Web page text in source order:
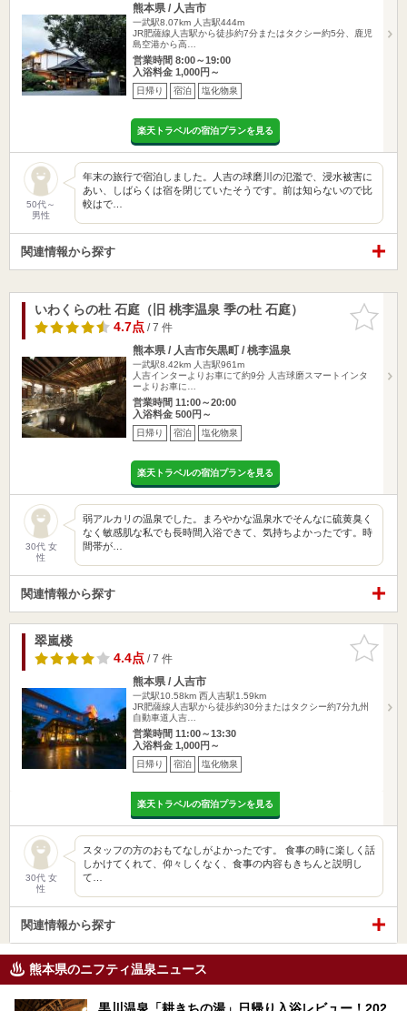
熊本県 / 人吉市
一武駅8.07km 人吉駅444m
JR肥薩線人吉駅から徒歩約7分またはタクシー約5分、鹿児
島空港から高…
営業時間 8:00～19:00
入浴料金 1,000円～
日帰り 宿泊 塩化物泉
楽天トラベルの宿泊プランを見る
50代～
男性
年末の旅行で宿泊しました。人吉の球磨川の氾濫で、浸水被害に
あい、しばらくは宿を閉じていたそうです。前は知らないので比
較はで…
関連情報から探す
お気に入
りに追加
いわくらの杜 石庭（旧 桃李温泉 季の杜 石庭）
4.7点/ 7 件
熊本県 / 人吉市矢黒町 / 桃李温泉
一武駅8.42km 人吉駅961m
人吉インターよりお車にて約9分 人吉球磨スマートインタ
ーよりお車に…
営業時間 11:00～20:00
入浴料金 500円～
日帰り 宿泊 塩化物泉
楽天トラベルの宿泊プランを見る
30代 女
性
弱アルカリの温泉でした。まろやかな温泉水でそんなに硫黄臭く
なく敏感肌な私でも長時間入浴できて、気持ちよかったです。時
間帯が…
関連情報から探す
お気に入
りに追加
翠嵐楼
4.4点/ 7 件
熊本県 / 人吉市
一武駅10.58km 西人吉駅1.59km
JR肥薩線人吉駅から徒歩約30分またはタクシー約7分九州
自動車道人吉…
営業時間 11:00～13:30
入浴料金 1,000円～
日帰り 宿泊 塩化物泉
楽天トラベルの宿泊プランを見る
30代 女
性
スタッフの方のおもてなしがよかったです。 食事の時に楽しく話
しかけてくれて、仰々しくなく、食事の内容もきちんと説明し
て…
関連情報から探す
熊本県のニフティ温泉ニュース
黒川温泉「耕きちの湯」日帰り入浴レビュー！202